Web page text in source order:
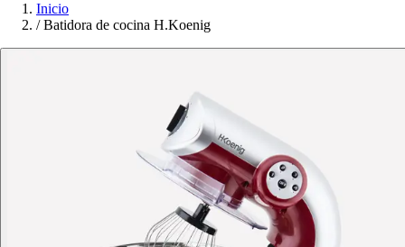
Inicio
/ Batidora de cocina H.Koenig